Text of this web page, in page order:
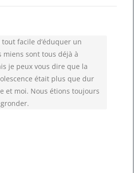
tout facile d’éduquer un
miens sont tous déjà à
je peux vous dire que la
était plus que dur
et moi. Nous étions toujours